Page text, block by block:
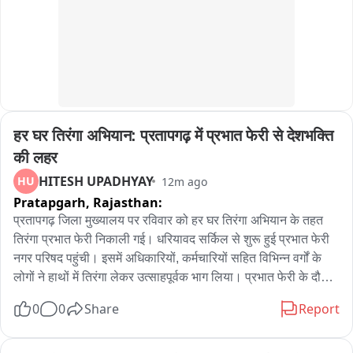
हर घर तिरंगा अभियान: प्रतापगढ़ में प्रभात फेरी से देशभक्ति
की लहर
HU HITESH UPADHYAY 12m ago
Pratapgarh, Rajasthan:
प्रतापगढ़ जिला मुख्यालय पर रविवार को हर घर तिरंगा अभियान के तहत
तिरंगा प्रभात फेरी निकाली गई। धरियावद सर्किल से शुरू हुई प्रभात फेरी
नगर परिषद पहुंची। इसमें अधिकारियों, कर्मचारियों सहित विभिन्न वर्गों के
लोगों ने हाथों में तिरंगा लेकर उत्साहपूर्वक भाग लिया। प्रभात फेरी के दौरान
नजर आया। प्रतिभागियों ने आमजन को अपने घरों पर तिरंगा फहराने और
0 0 Share Report